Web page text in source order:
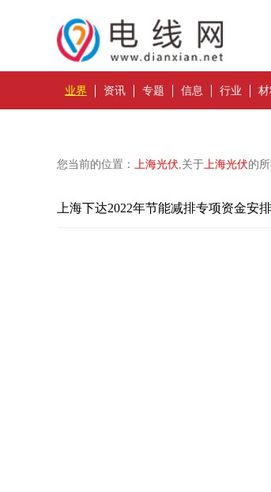
业界 资讯 专题 信息 行业
您当前的位置： 上海光伏,关于上海光伏的
上海下达2022年节能减排专项资金安